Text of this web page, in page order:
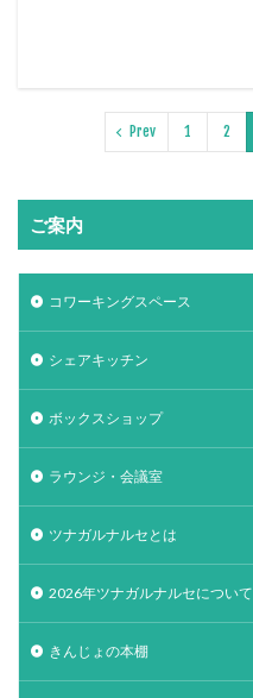
Prev 1 2
ご案内
コワーキングスペース
シェアキッチン
ボックスショップ
ラウンジ・会議室
ツナガルナルセとは
2026年ツナガルナルセについて
きんじょの本棚